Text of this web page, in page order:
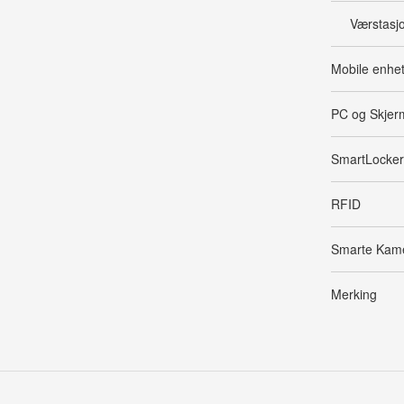
Mobile
PC og
SmartLocker
RFID
Smarte
Merking